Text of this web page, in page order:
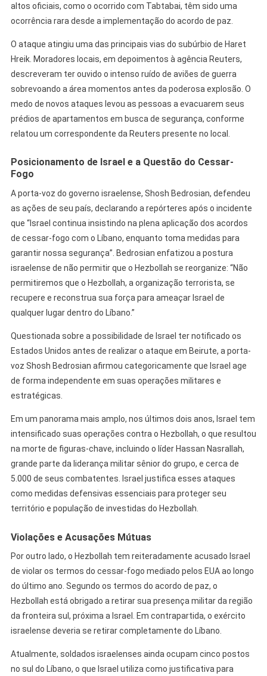
altos oficiais, como o ocorrido com Tabtabai, têm sido uma
ocorrência rara desde a implementação do acordo de paz.
O ataque atingiu uma das principais vias do subúrbio de Haret
Hreik. Moradores locais, em depoimentos à agência Reuters,
descreveram ter ouvido o intenso ruído de aviões de guerra
sobrevoando a área momentos antes da poderosa explosão. O
medo de novos ataques levou as pessoas a evacuarem seus
prédios de apartamentos em busca de segurança, conforme
relatou um correspondente da Reuters presente no local.
Posicionamento de Israel e a Questão do Cessar-
Fogo
A porta-voz do governo israelense, Shosh Bedrosian, defendeu
as ações de seu país, declarando a repórteres após o incidente
que “Israel continua insistindo na plena aplicação dos acordos
de cessar-fogo com o Líbano, enquanto toma medidas para
garantir nossa segurança”. Bedrosian enfatizou a postura
israelense de não permitir que o Hezbollah se reorganize: “Não
permitiremos que o Hezbollah, a organização terrorista, se
recupere e reconstrua sua força para ameaçar Israel de
qualquer lugar dentro do Líbano.”
Questionada sobre a possibilidade de Israel ter notificado os
Estados Unidos antes de realizar o ataque em Beirute, a porta-
voz Shosh Bedrosian afirmou categoricamente que Israel age
de forma independente em suas operações militares e
estratégicas.
Em um panorama mais amplo, nos últimos dois anos, Israel tem
intensificado suas operações contra o Hezbollah, o que resultou
na morte de figuras-chave, incluindo o líder Hassan Nasrallah,
grande parte da liderança militar sênior do grupo, e cerca de
5.000 de seus combatentes. Israel justifica esses ataques
como medidas defensivas essenciais para proteger seu
território e população de investidas do Hezbollah.
Violações e Acusações Mútuas
Por outro lado, o Hezbollah tem reiteradamente acusado Israel
de violar os termos do cessar-fogo mediado pelos EUA ao longo
do último ano. Segundo os termos do acordo de paz, o
Hezbollah está obrigado a retirar sua presença militar da região
da fronteira sul, próxima a Israel. Em contrapartida, o exército
israelense deveria se retirar completamente do Líbano.
Atualmente, soldados israelenses ainda ocupam cinco postos
no sul do Líbano, o que Israel utiliza como justificativa para